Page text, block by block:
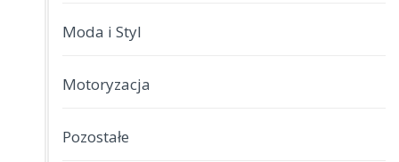
Moda i Styl
Motoryzacja
Pozostałe